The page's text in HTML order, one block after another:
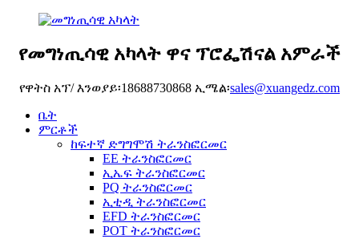
የመግነጢሳዊ አካላት ዋና ፕሮፌሽናል አምራች
የዋትስ አፕ/ እንወያይ፡18688730868 ኢሜል፡sales@xuangedz.com
ቤት
ምርቶች
ከፍተኛ ድግግሞሽ ትራንስፎርመር
EE ትራንስፎርመር
ኢኤፍ ትራንስፎርመር
PQ ትራንስፎርመር
ኢቲዲ ትራንስፎርመር
EFD ትራንስፎርመር
POT ትራንስፎርመር